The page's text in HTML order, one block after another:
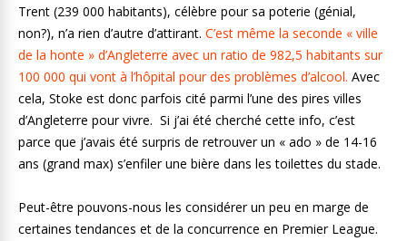
Trent (239 000 habitants), célèbre pour sa poterie (génial,
non?), n’a rien d’autre d’attirant. C’est même la seconde « ville
de la honte » d’Angleterre avec un ratio de 982,5 habitants sur
100 000 qui vont à l’hôpital pour des problèmes d’alcool. Avec
cela, Stoke est donc parfois cité parmi l’une des pires villes
d’Angleterre pour vivre. Si j’ai été cherché cette info, c’est
parce que j’avais été surpris de retrouver un « ado » de 14-16
ans (grand max) s’enfiler une bière dans les toilettes du stade.
Peut-être pouvons-nous les considérer un peu en marge de
certaines tendances et de la concurrence en Premier League.